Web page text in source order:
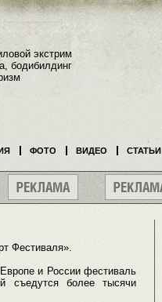
Фестиваля».
и России фестиваль
съедутся более тысячи
экстрим
бодибилдинг
ФОТО ВИДЕО СТАТЬИ